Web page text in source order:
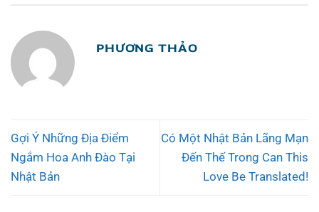
PHƯƠNG THẢO
Gợi Ý Những Địa Điểm
Ngắm Hoa Anh Đào Tại
Nhật Bản
Có Một Nhật Bản Lãng Mạn
Đến Thế Trong Can This
Love Be Translated!